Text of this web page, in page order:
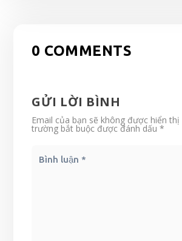
0 COMMENTS
GỬI LỜI BÌNH
Email của bạn sẽ không được hiển thị
trường bắt buộc được đánh dấu*